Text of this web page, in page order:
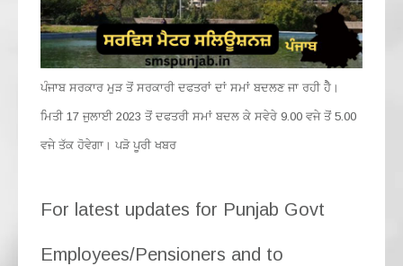
ਪੰਜਾਬ ਸਰਕਾਰ ਮੁੜ ਤੋਂ ਸਰਕਾਰੀ ਦਫਤਰਾਂ ਦਾਂ ਸਮਾਂ ਬਦਲਣ ਜਾ ਰਹੀ ਹੈੈ।
ਮਿਤੀ 17 ਜੁਲਾਈ 2023 ਤੋਂ ਦਫਤਰੀ ਸਮਾਂ ਬਦਲ ਕੇ ਸਵੇਰੇ 9.00 ਵਜੇ ਤੋਂ 5.00
ਵਜੇ ਤੱਕ ਹੋਵੇਗਾ। ਪੜੋ ਪੂਰੀ ਖਬਰ
For latest updates for Punjab Govt
Employees/Pensioners and to